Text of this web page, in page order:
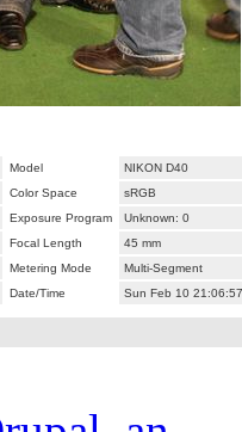
Model
NIKON D40
Color Space
sRGB
Exposure Program
Unknown: 0
Focal Length
45 mm
Metering Mode
Multi-Segment
Date/Time Sun Feb 10